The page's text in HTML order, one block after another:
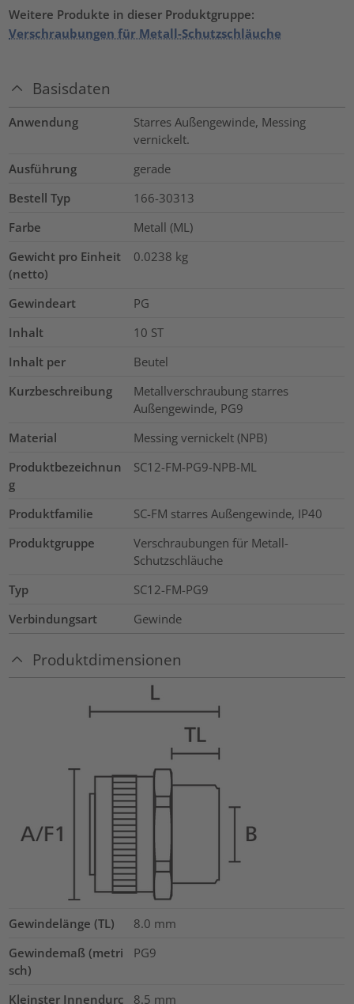
Weitere Produkte in dieser Produktgruppe:
Verschraubungen für Metall-Schutzschläuche
Basisdaten
Anwendung
Starres Außengewinde, Messing
vernickelt.
Ausführung
gerade
Bestell Typ
166-30313
Farbe
Metall (ML)
Gewicht pro Einheit
(netto)
0.0238 kg
Gewindeart
PG
Inhalt
10 ST
Inhalt per
Beutel
Kurzbeschreibung
Metallverschraubung starres
Außengewinde, PG9
Material
Messing vernickelt (NPB)
Produktbezeichnun
g
SC12-FM-PG9-NPB-ML
Produktfamilie
SC-FM starres Außengewinde, IP40
Produktgruppe
Verschraubungen für Metall-
Schutzschläuche
Typ
SC12-FM-PG9
Verbindungsart
Gewinde
Produktdimensionen
Gewindelänge (TL) 8.0 mm
Gewindemaß (metri
sch)
PG9
Kleinster Innendurc 8.5 mm